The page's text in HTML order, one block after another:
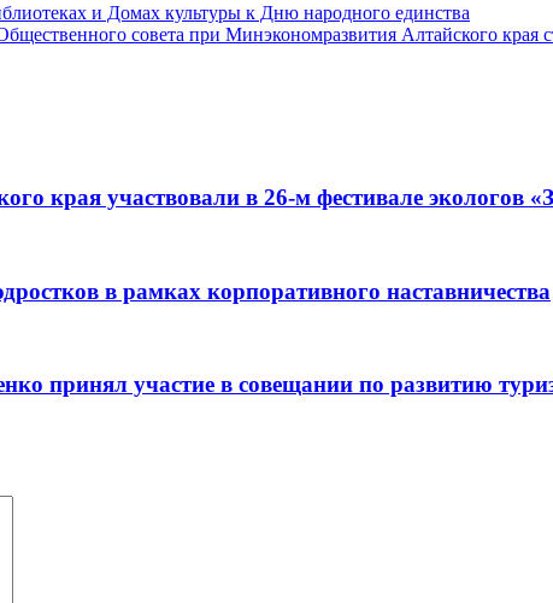
и Домах культуры к Дню народного единства
совета при Минэкономразвития Алтайского края
края участвовали в 26-м фестивале экологов
в рамках корпоративного наставничества
принял участие в совещании по развитию